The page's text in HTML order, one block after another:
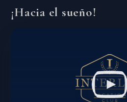
¡Hacia el sueño!